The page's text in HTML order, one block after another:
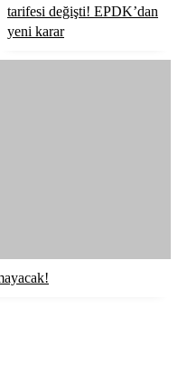
tarifesi değişti! EPDK’dan
yeni karar